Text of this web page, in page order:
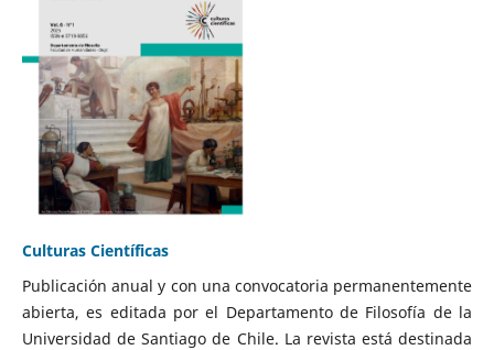
Culturas Científicas
Publicación anual y con una convocatoria permanentemente
abierta, es editada por el Departamento de Filosofía de la
Universidad de Santiago de Chile. La revista está destinada